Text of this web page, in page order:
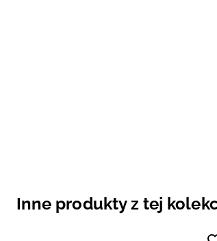
Inne produkty z tej